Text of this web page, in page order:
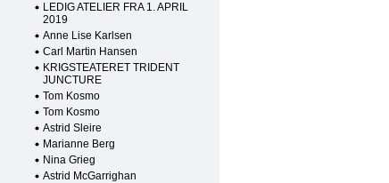
LEDIG ATELIER FRA 1. APRIL
2019
Anne Lise Karlsen
Carl Martin Hansen
KRIGSTEATERET TRIDENT
JUNCTURE
Tom Kosmo
Tom Kosmo
Astrid Sleire
Marianne Berg
Nina Grieg
Astrid McGarrighan